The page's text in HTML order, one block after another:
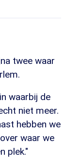
twee waar
waarbij de
niet meer.
hebben we
waar we
plek."